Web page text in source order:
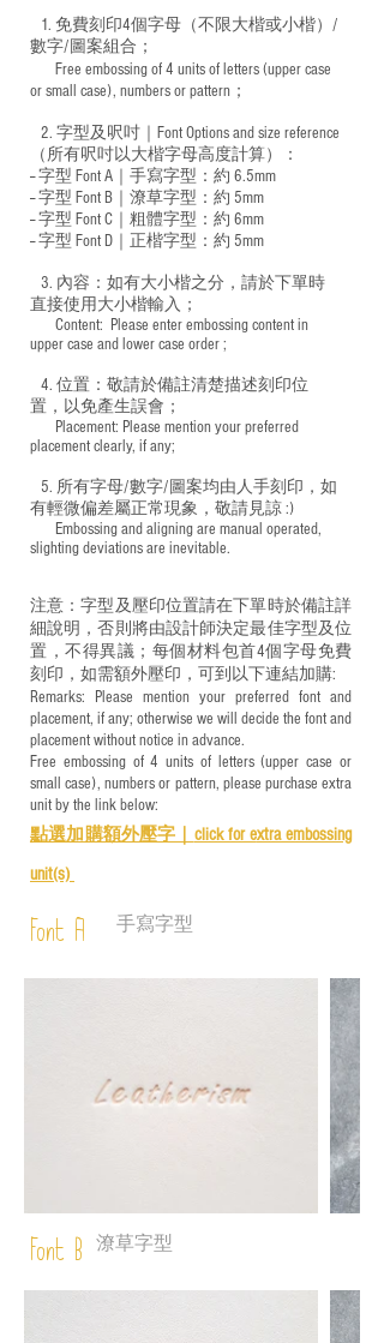
1. 免費刻印4個字母（不限大楷或小楷）/
數字/圖案組合；
Free embossing of 4 units of letters (upper case
or small case), numbers or pattern；
2. 字型及呎吋｜ Font Options and size reference
（所有呎吋以大楷字母高度計算）：
-- 字型 Font A｜手寫字型：約 6.5mm
-- 字型 Font B｜潦草字型： 約 5mm
-- 字型 Font C｜粗體字型：約 6mm
-- 字型 Font D｜正楷字型： 約 5mm
3. 內容：如有大小楷之分，請於下單時
直接使用大小楷輸入；
​ Content: Please enter embossing content in
upper case and lower case order ;
4. 位置：敬請於備註清楚描述刻印位
置，以免產生誤會；
​ Placement: Please mention your preferred
placement clearly, if any;
5. 所有字母/數字/圖案均由人手刻印，如
有輕微偏差屬正常現象，敬請見諒 :)
​ Embossing and aligning are manual operated,
slighting deviations are inevitable.
注意：字型及壓印位置請在下單時於備註詳
細說明，否則將由設計師決定最佳字型及位
置，不得異議；每個材料包首4個字母免費
刻印，如需額外壓印，可到以下連結加購:
Remarks: Please mention your preferred font and
placement, if any; otherwise we will decide the font and
placement without notice in advance.
Free embossing of 4 units of letters (upper case or
small case), numbers or pattern, please purchase extra
unit by the link below:
點選加購額外壓字｜ click for extra embossing
unit(s)
Font A 手寫字型
Font B 潦草字型